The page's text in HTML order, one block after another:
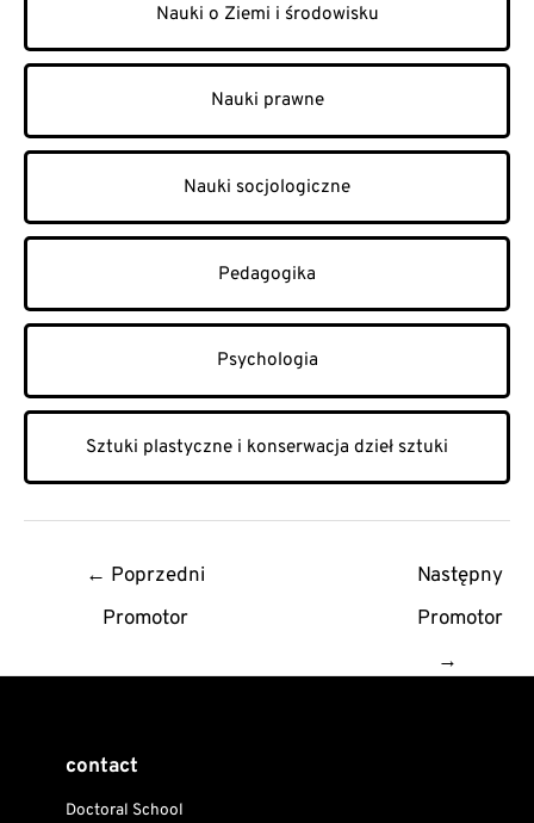
Nauki o Ziemi i środowisku
Nauki prawne
Nauki socjologiczne
Pedagogika
Psychologia
Sztuki plastyczne i konserwacja dzieł sztuki
← Poprzedni
Promotor
Następny
Promotor
→
contact
Doctoral School